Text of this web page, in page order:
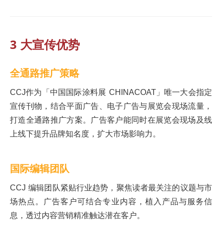
3 大宣传优势
全通路推广策略
CCJ作为「中国国际涂料展 CHINACOAT」唯一大会指定
宣传刊物，结合平面广告、电子广告与展览会现场流量，
打造全通路推广方案。广告客户能同时在展览会现场及线
上线下提升品牌知名度，扩大市场影响力。
国际编辑团队
CCJ 编辑团队紧贴行业趋势，聚焦读者最关注的议题与市
场热点。广告客户可结合专业内容，植入产品与服务信
息，透过内容营销精准触达潜在客户。